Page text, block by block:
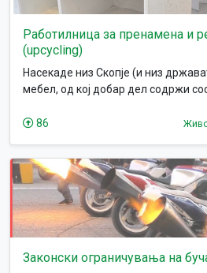
Работилница за пренамена и
(upcycling)
Насекаде низ Скопје (и низ
мебел, од кој добар дел содржи
на несоодветен начин и таквиот
наоѓаме исфрлен мебел во
национални паркови). Тоа
проблем со исфрлање мебел и
платно, керамика, метал и
депониите и во природата.
граѓани кои по групи на
основни парчиња мебел за својот
86
Законски ограничувања на